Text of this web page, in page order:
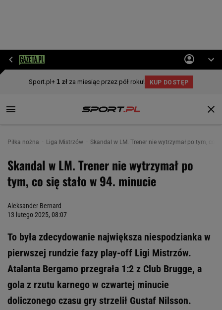
Piłka nożna Liga Mistrzów Skandal w LM. Trener nie wytrzymał po tym, co
Skandal w LM. Trener nie wytrzymał po
tym, co się stało w 94. minucie
Aleksander Bernard
13 lutego 2025, 08:07
To była zdecydowanie największa niespodzianka w
pierwszej rundzie fazy play-off Ligi Mistrzów.
Atalanta Bergamo przegrała 1:2 z Club Brugge, a
gola z rzutu karnego w czwartej minucie
doliczonego czasu gry strzelił Gustaf Nilsson.